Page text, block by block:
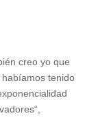
creo yo que
tenido